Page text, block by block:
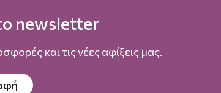
newsletter
και τις νέες αφίξεις μας.